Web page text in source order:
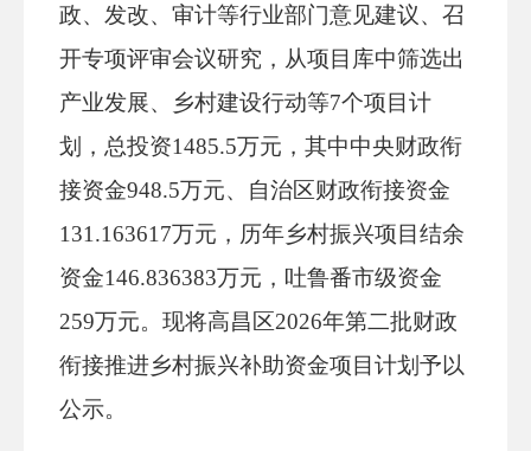
政、发改、审计等行业部门意见建议、召
开专项评审会议研究，从项目库中筛选出
产业发展、乡村建设行动等7个项目计
划 ， 总投资1485.5万元 ，其中中央财政衔
接资金948.5万元、 自治区财政衔接资金
131.163617万元 ， 历年乡村振兴项目结余
资金146.836383万元，吐鲁番市级资金
259万元。 现将高昌区2026年第二批财政
衔接推进乡村振兴补助资金项目计划予以
公示。